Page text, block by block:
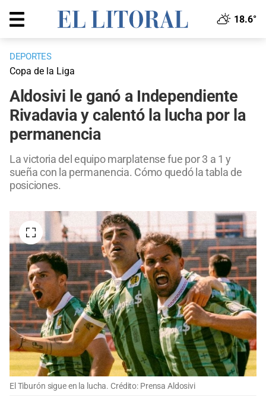
18.6°
DEPORTES
Copa de la Liga
Aldosivi le ganó a Independiente
Rivadavia y calentó la lucha por la
permanencia
La victoria del equipo marplatense fue por 3 a 1 y
sueña con la permanencia. Cómo quedó la tabla de
posiciones.
El Tiburón sigue en la lucha. Crédito: Prensa Aldosivi